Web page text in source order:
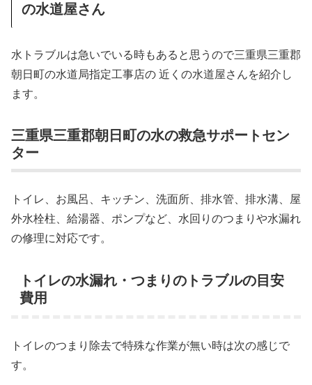
の水道屋さん
水トラブルは急いでいる時もあると思うので三重県三重郡
朝日町の水道局指定工事店の 近くの水道屋さんを紹介し
ます。
三重県三重郡朝日町の水の救急サポートセン
ター
トイレ、お風呂、キッチン、洗面所、排水管、排水溝、屋
外水栓柱、給湯器、ポンプなど、水回りのつまりや水漏れ
の修理に対応です。
トイレの水漏れ・つまりのトラブルの目安
費用
トイレのつまり除去で特殊な作業が無い時は次の感じで
す。